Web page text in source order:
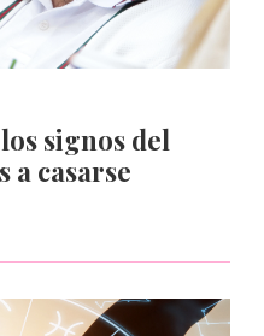
signos del
a casarse